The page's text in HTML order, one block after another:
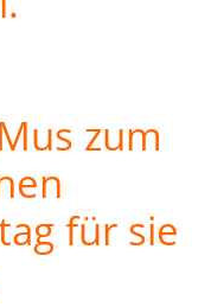
zum
für sie